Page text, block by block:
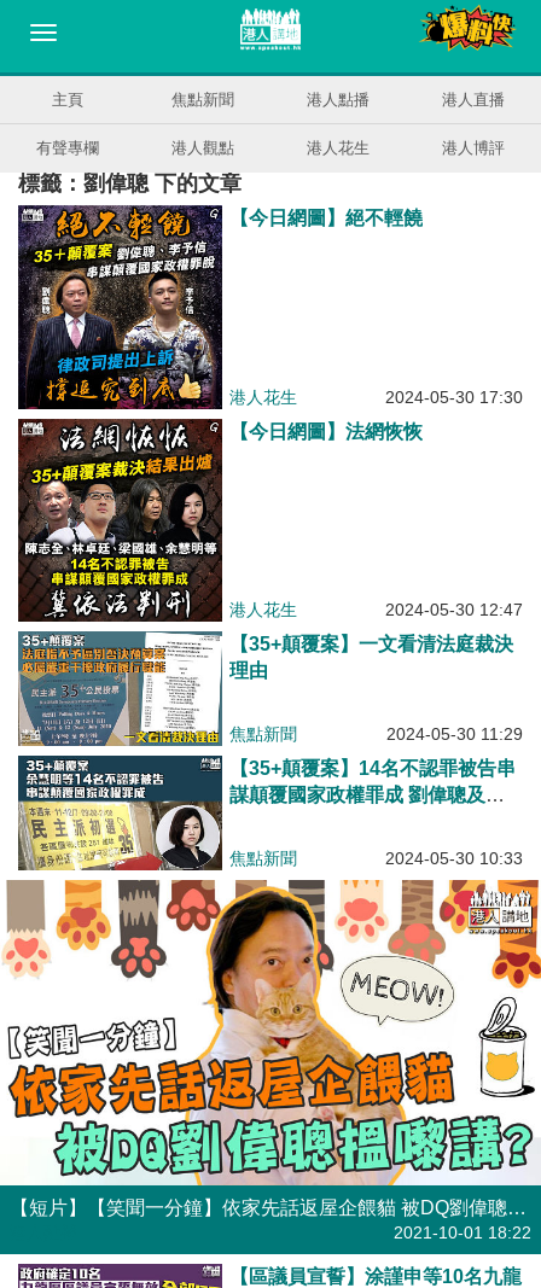
主頁 焦點新聞 港人點播 港人直播
有聲專欄 港人觀點 港人花生 港人博評
標籤：劉偉聰 下的文章
【今日網圖】絕不輕饒
港人花生 2024-05-30 17:30
【今日網圖】法網恢恢
港人花生 2024-05-30 12:47
【35+顛覆案】一文看清法庭裁決
理由
焦點新聞 2024-05-30 11:29
【35+顛覆案】14名不認罪被告串
謀顛覆國家政權罪成 劉偉聰及李
焦點新聞 2024-05-30 10:33
【短片】【笑聞一分鐘】依家先話返屋企餵貓 被DQ劉偉聰搵嚟講?
2021-10-01 18:22
【區議員宣誓】涂謹申等10名九龍